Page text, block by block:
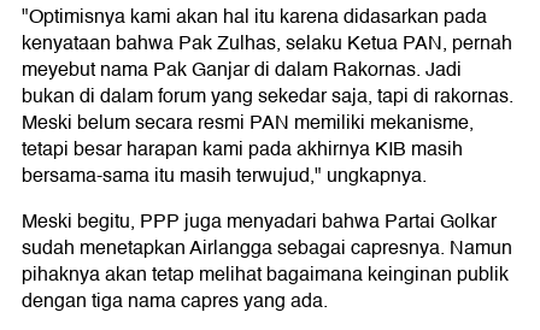
"Optimisnya kami akan hal itu karena didasarkan pada
kenyataan bahwa Pak Zulhas, selaku Ketua PAN, pernah
meyebut nama Pak Ganjar di dalam Rakornas. Jadi
bukan di dalam forum yang sekedar saja, tapi di rakornas.
Meski belum secara resmi PAN memiliki mekanisme,
tetapi besar harapan kami pada akhirnya KIB masih
bersama-sama itu masih terwujud," ungkapnya.
Meski begitu, PPP juga menyadari bahwa Partai Golkar
sudah menetapkan Airlangga sebagai capresnya. Namun
pihaknya akan tetap melihat bagaimana keinginan publik
dengan tiga nama capres yang ada.